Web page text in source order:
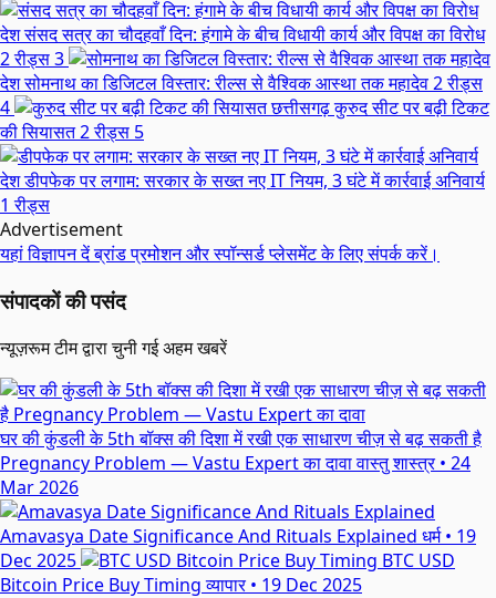
देशसंसद सत्र का चौदहवाँ दिन: हंगामे के बीच विधायी कार्य और विपक्ष का विरोध
2 रीड्स3
देशसोमनाथ का डिजिटल विस्तार: रील्स से वैश्विक आस्था तक महादेव2 रीड्स
4
छत्तीसगढ़कुरुद सीट पर बढ़ी टिकट
की सियासत2 रीड्स 5
देशडीपफेक पर लगाम: सरकार के सख्त नए IT नियम, 3 घंटे में कार्रवाई अनिवार्य
1 रीड्स
Advertisement
यहां विज्ञापन देंब्रांड प्रमोशन और स्पॉन्सर्ड प्लेसमेंट के लिए संपर्क करें।
संपादकों की पसंद
न्यूज़रूम टीम द्वारा चुनी गई अहम खबरें
घर की कुंडली के 5th बॉक्स की दिशा में रखी एक साधारण चीज़ से बढ़ सकती है
Pregnancy Problem — Vastu Expert का दावावास्तु शास्त्र • 24
Mar 2026
Amavasya Date Significance And Rituals Explained धर्म • 19
Dec 2025
BTC USD
Bitcoin Price Buy Timing व्यापार • 19 Dec 2025